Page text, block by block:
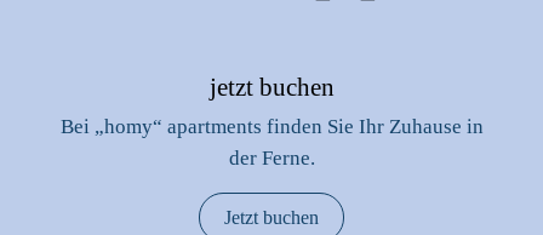
jetzt buchen
Bei „homy“ apartments finden Sie Ihr Zuhause in
der Ferne.
Jetzt buchen